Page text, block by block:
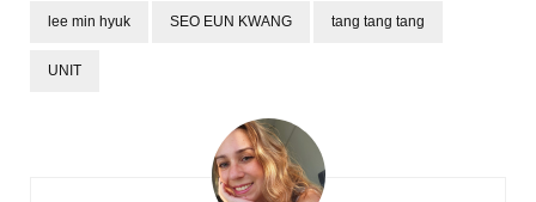
lee min hyuk SEO EUN KWANG tang tang tang
UNIT